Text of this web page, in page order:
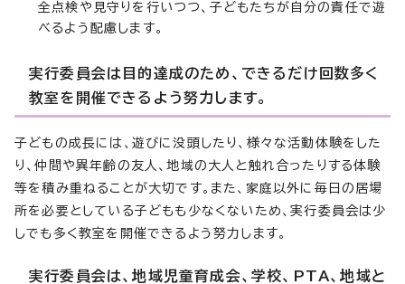
全点検や見守りを行いつつ、子どもたちが自分の責任で遊
べるよう配慮します。
実行委員会は目的達成のため、できるだけ回数多く
教室を開催できるよう努力します。
子どもの成長には、遊びに没頭したり、様々な活動体験をした
り、仲間や異年齢の友人、地域の大人と触れ合ったりする体験
等を積み重ねることが大切です。また、家庭以外に毎日の居場
所を必要としている子どもも少なくないため、実行委員会は少
しでも多く教室を開催できるよう努力します。
実行委員会は、地域児童育成会、学校、PTA、地域と